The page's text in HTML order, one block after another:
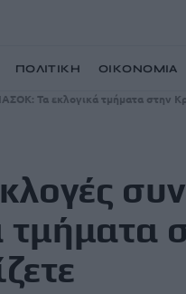
ΠΟΛΙΤΙΚΗ ΟΙΚΟΝΟΜΙΑ
Τα εκλογικά τμήματα στην